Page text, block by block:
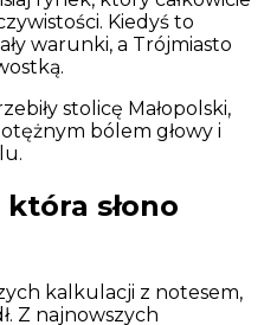
Kiedyś to
warunki, a Trójmiasto
stolicę Małopolski,
bólem głowy i
słono
kalkulacji z notesem,
Z najnowszych